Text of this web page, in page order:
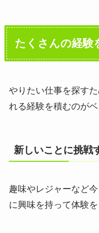
たくさんの経験
やりたい仕事を探す
れる経験を積むのがベ
新しいことに挑戦
趣味やレジャーなど
に興味を持って体験